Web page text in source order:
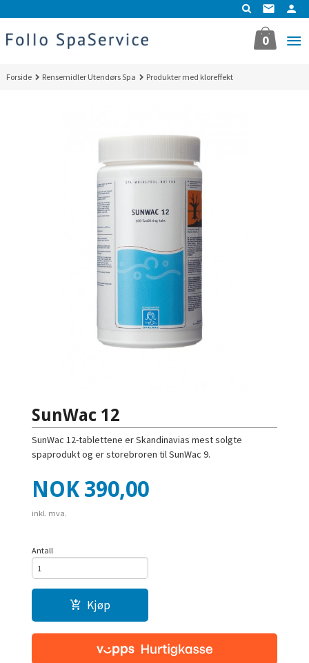
til
innholdet
0
Forside Rensemidler Utendørs Spa Produkter med kloreffekt
SunWac 12
SunWac 12-tablettene er Skandinavias mest solgte
spaprodukt og er storebroren til SunWac 9.
Pris
NOK 390,00
inkl. mva.
Antall
Kjøp